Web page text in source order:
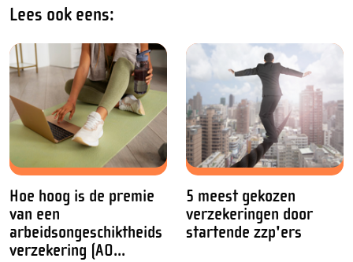
Lees ook eens:
Hoe hoog is de premie
van een
arbeidsongeschiktheids
verzekering (AO...
5 meest gekozen
verzekeringen door
startende zzp'ers